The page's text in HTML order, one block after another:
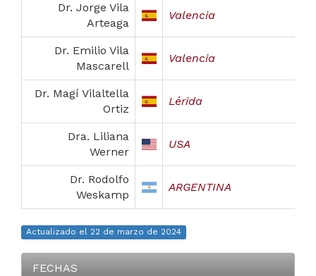
Dr. Jorge Vila
Arteaga
Valencia
Dr. Emilio Vila
Mascarell
Valencia
Dr. Magí Vilaltella
Ortiz
Lérida
Dra. Liliana
Werner
USA
Dr. Rodolfo
Weskamp
ARGENTINA
Actualizado el 22 de marzo de 2024
FECHAS